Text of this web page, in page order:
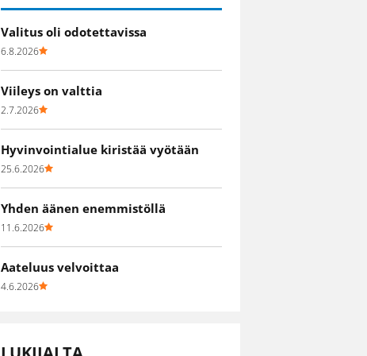
Valitus oli odotettavissa
6.8.2026
Viileys on valttia
2.7.2026
Hyvinvointialue kiristää vyötään
25.6.2026
Yhden äänen enemmistöllä
11.6.2026
Aateluus velvoittaa
4.6.2026